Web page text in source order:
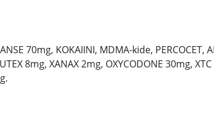
70mg, KOKAIINI, MDMA-kide, PERCOCET,
8mg, XANAX 2mg, OXYCODONE 30mg,